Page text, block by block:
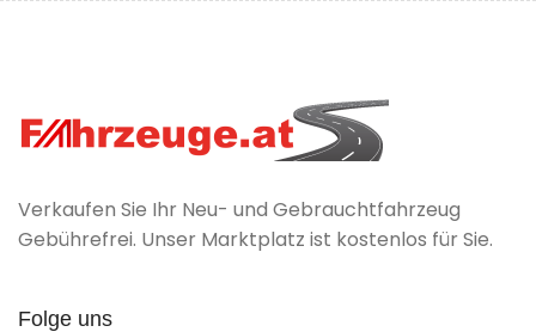
Verkaufen Sie Ihr Neu- und Gebrauchtfahrzeug
Gebührefrei. Unser Marktplatz ist kostenlos für Sie.
Folge uns